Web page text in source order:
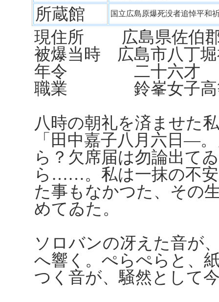
所蔵館 国立広島原爆死没者追悼平
現住所 広島県佐伯郡
被爆当時 広島市八丁堀
年令 二十六才
職業 鈴峯女子高等
八時の朝礼を済ませた
「田中嘉子八月六日―
ら？欠席届は勿論出て
ら……。私は一抹の不
た事もなかつた、その
めてゐた。
ソロバンの冴えた音が
へ響く。ぺらぺらと、
つく音が、騒然として